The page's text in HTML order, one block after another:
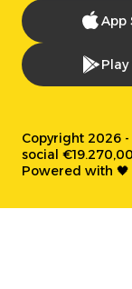
App
Copyright 2026 -
social €19.270,00
Powered with 🖤